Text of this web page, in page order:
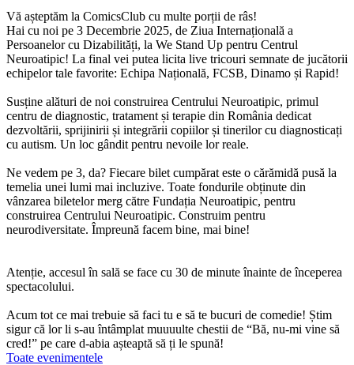
Vă așteptăm la ComicsClub cu multe porții de râs!
Hai cu noi pe 3 Decembrie 2025, de Ziua Internațională a
Persoanelor cu Dizabilități, la We Stand Up pentru Centrul
Neuroatipic! La final vei putea licita live tricouri semnate de jucătorii
echipelor tale favorite: Echipa Națională, FCSB, Dinamo și Rapid!
Susține alături de noi construirea Centrului Neuroatipic, primul
centru de diagnostic, tratament și terapie din România dedicat
dezvoltării, sprijinirii și integrării copiilor și tinerilor cu diagnosticați
cu autism. Un loc gândit pentru nevoile lor reale.
Ne vedem pe 3, da? Fiecare bilet cumpărat este o cărămidă pusă la
temelia unei lumi mai incluzive. Toate fondurile obținute din
vânzarea biletelor merg către Fundația Neuroatipic, pentru
construirea Centrului Neuroatipic. Construim pentru
neurodiversitate. Împreună facem bine, mai bine!
Atenție, accesul în sală se face cu 30 de minute înainte de începerea
spectacolului.
Acum tot ce mai trebuie să faci tu e să te bucuri de comedie! Știm
sigur că lor li s-au întâmplat muuuulte chestii de “Bă, nu-mi vine să
cred!” pe care d-abia așteaptă să ți le spună!
Toate evenimentele